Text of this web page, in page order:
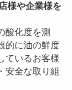
様や企業様を
酸化度を測
的に油の鮮度
ているお客様
安全な取り組